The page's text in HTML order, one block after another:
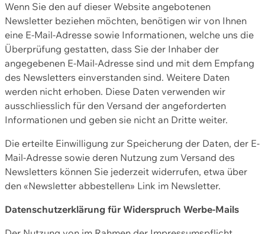
Wenn Sie den auf dieser Website angebotenen
Newsletter beziehen möchten, benötigen wir von Ihnen
eine E-Mail-Adresse sowie Informationen, welche uns die
Überprüfung gestatten, dass Sie der Inhaber der
angegebenen E-Mail-Adresse sind und mit dem Empfang
des Newsletters einverstanden sind. Weitere Daten
werden nicht erhoben. Diese Daten verwenden wir
ausschliesslich für den Versand der angeforderten
Informationen und geben sie nicht an Dritte weiter.
Die erteilte Einwilligung zur Speicherung der Daten, der E-
Mail-Adresse sowie deren Nutzung zum Versand des
Newsletters können Sie jederzeit widerrufen, etwa über
den «Newsletter abbestellen» Link im Newsletter.
Datenschutzerklärung für Widerspruch Werbe-Mails